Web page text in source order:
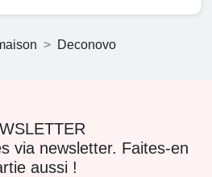
Deconovo
via newsletter. Faites-en
aussi !